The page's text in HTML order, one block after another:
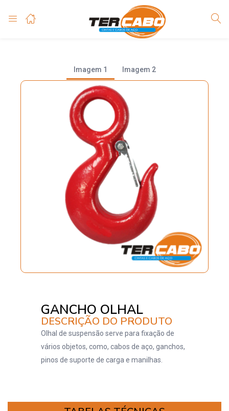
Imagem 1 Imagem 2
GANCHO OLHAL
DESCRIÇÃO DO PRODUTO
Olhal de suspensão serve para fixação de
vários objetos, como, cabos de aço, ganchos,
pinos de suporte de carga e manilhas.